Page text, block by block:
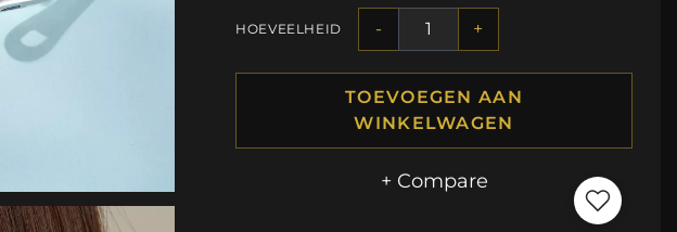
HOEVEELHEID - +
TOEVOEGEN AAN
WINKELWAGEN
+ Compare